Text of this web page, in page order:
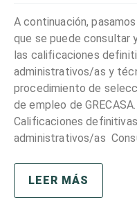
A continuación,
que se puede consultar
las calificaciones
administrativos/as y
procedimiento de
de empleo de
Calificaciones
administrativos/as
LEER MÁS